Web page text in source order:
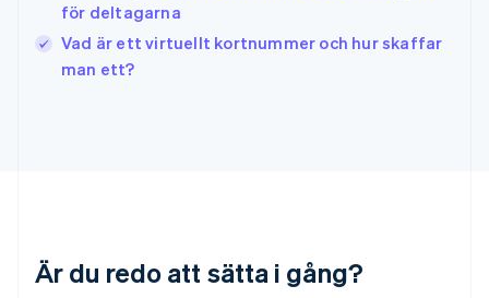
för deltagarna
Vad är ett virtuellt kortnummer och hur skaffar
man ett?
Är du redo att sätta i gång?
EnglishFrançais
Kroatien
EnglishItaliano
Malaysia